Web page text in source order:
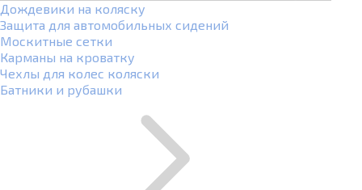
Дождевики на коляску
Защита для автомобильных сидений
Москитные сетки
Карманы на кроватку
Чехлы для колес коляски
Батники и рубашки